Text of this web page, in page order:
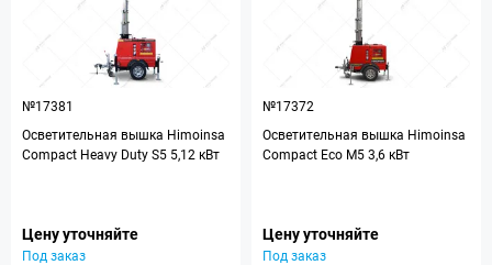
№17381
Осветительная вышка Himoinsa
Compact Heavy Duty S5 5,12 кВт
Цену уточняйте
Под заказ
№17372
Осветительная вышка Himoinsa
Compact Eco M5 3,6 кВт
Цену уточняйте
Под заказ